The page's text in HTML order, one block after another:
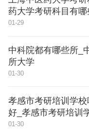
药大学考研科目有哪
01-29
中科院都有哪些所_
所大学
01-30
孝感市考研培训学
好_孝感市考研培训
较好一点
01-30